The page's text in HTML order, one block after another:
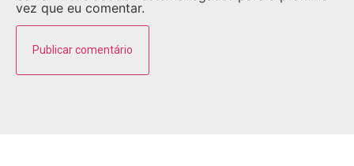
vez que eu comentar.